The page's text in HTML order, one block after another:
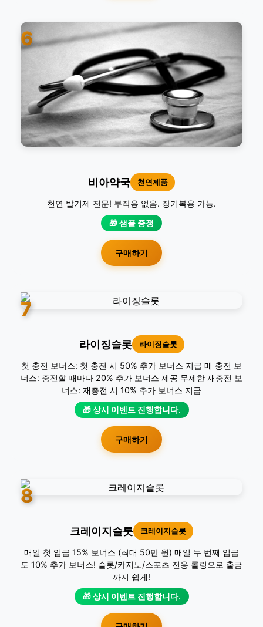
6
비아약국 천연제품
천연 발기제 전문! 부작용 없음. 장기복용 가능.
🎁 샘플 증정
구매하기
7
라이징슬롯 라이징슬롯
첫 충전 보너스: 첫 충전 시 50% 추가 보너스 지급 매 충전 보
너스: 충전할 때마다 20% 추가 보너스 제공 무제한 재충전 보
너스: 재충전 시 10% 추가 보너스 지급
🎁 상시 이벤트 진행합니다.
구매하기
8
크레이지슬롯 크레이지슬롯
매일 첫 입금 15% 보너스 (최대 50만 원) 매일 두 번째 입금
도 10% 추가 보너스! 슬롯/카지노/스포츠 전용 롤링으로 출금
까지 쉽게!
🎁 상시 이벤트 진행합니다.